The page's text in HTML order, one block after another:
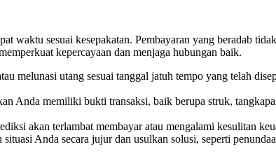
waktu sesuai kesepakatan. Pembayaran yang beradab
kepercayaan dan menjaga hubungan baik.
melunasi utang sesuai tanggal jatuh tempo yang telah
Anda memiliki bukti transaksi, baik berupa struk,
akan terlambat membayar atau mengalami kesulitan
Anda secara jujur dan usulkan solusi, seperti